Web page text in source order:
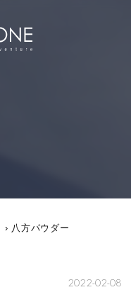
› 八方パウダー
2022-02-08